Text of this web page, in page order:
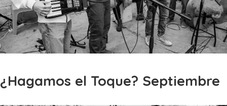
¿Hagamos el Toque? Septiembre